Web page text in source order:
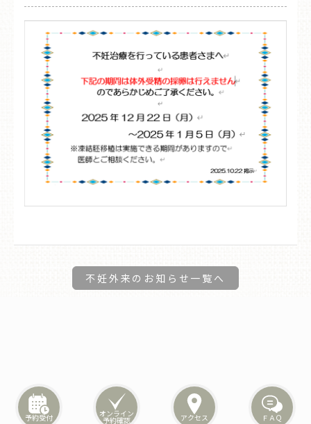
不妊外来のお知らせ一覧へ
予約受付 オンライン
予約確認 アクセス ＦＡＱ